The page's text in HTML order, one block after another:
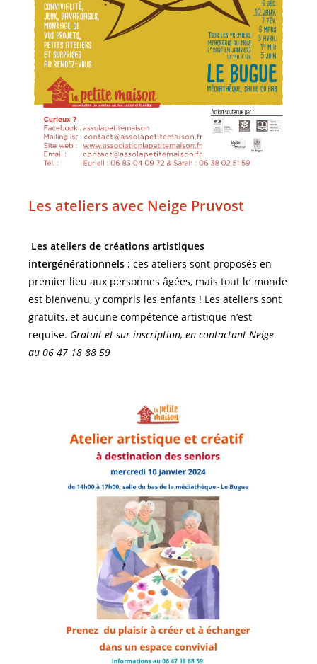
Les ateliers avec Neige Pruvost
Les ateliers de créations artistiques
intergénérationnels : ces ateliers sont proposés en
premier lieu aux personnes âgées, mais tout le monde
est bienvenu, y compris les enfants ! Les ateliers sont
gratuits, et aucune compétence artistique n’est
requise. Gratuit et sur inscription, en contactant Neige
au 06 47 18 88 59